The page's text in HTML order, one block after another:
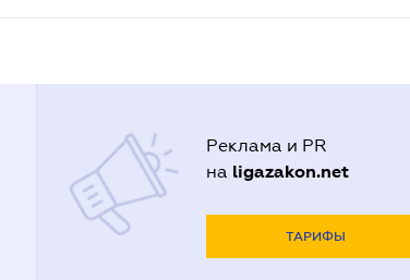
Реклама и PR
на ligazakon.net
ТАРИФЫ